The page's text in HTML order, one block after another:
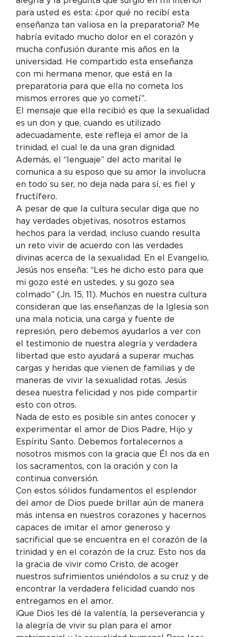
para usted es esta: ¿por qué no recibí esta
enseñanza tan valiosa en la preparatoria? Me
habría evitado mucho dolor en el corazón y
mucha confusión durante mis años en la
universidad. He compartido esta enseñanza
con mi hermana menor, que está en la
preparatoria para que ella no cometa los
mismos errores que yo cometí”.
El mensaje que ella recibió es que la sexualidad
es un don y que, cuando es utilizado
adecuadamente, este refleja el amor de la
trinidad, el cual le da una gran dignidad.
Además, el “lenguaje” del acto marital le
comunica a su esposo que su amor la involucra
en todo su ser, no deja nada para sí, es fiel y
fructífero.
A pesar de que la cultura secular diga que no
hay verdades objetivas, nosotros estamos
hechos para la verdad, incluso cuando resulta
un reto vivir de acuerdo con las verdades
divinas acerca de la sexualidad. En el Evangelio,
Jesús nos enseña: “Les he dicho esto para que
mi gozo esté en ustedes, y su gozo sea
colmado” (Jn. 15, 11). Muchos en nuestra cultura
consideran que las enseñanzas de la Iglesia son
una mala noticia, una carga y fuente de
represión, pero debemos ayudarlos a ver con
el testimonio de nuestra alegría y verdadera
libertad que esto ayudará a superar muchas
cargas y heridas que vienen de familias y de
maneras de vivir la sexualidad rotas. Jesús
desea nuestra felicidad y nos pide compartir
esto con otros.
Nada de esto es posible sin antes conocer y
experimentar el amor de Dios Padre, Hijo y
Espíritu Santo. Debemos fortalecernos a
nosotros mismos con la gracia que Él nos da en
los sacramentos, con la oración y con la
continua conversión.
Con estos sólidos fundamentos el esplendor
del amor de Dios puede brillar aún de manera
más intensa en nuestros corazones y hacernos
capaces de imitar el amor generoso y
sacrificial que se encuentra en el corazón de la
trinidad y en el corazón de la cruz. Esto nos da
la gracia de vivir como Cristo, de acoger
nuestros sufrimientos uniéndolos a su cruz y de
encontrar la verdadera felicidad cuando nos
entregamos en el amor.
¡Que Dios les dé la valentía, la perseverancia y
la alegría de vivir su plan para el amor